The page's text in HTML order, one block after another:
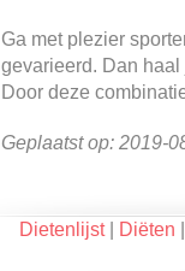
Ga met plezier
gevarieerd. Dan
Door deze
Geplaatst op: 2019-
Dietenlijst| Diëten